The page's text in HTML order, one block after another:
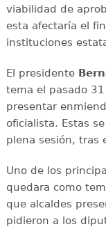
viabilidad de
esta afectaría el
instituciones
El presidente
tema el pasado
presentar
oficialista. Estas
plena sesión, tras
Uno de los
quedara como
que alcaldes
pidieron a los